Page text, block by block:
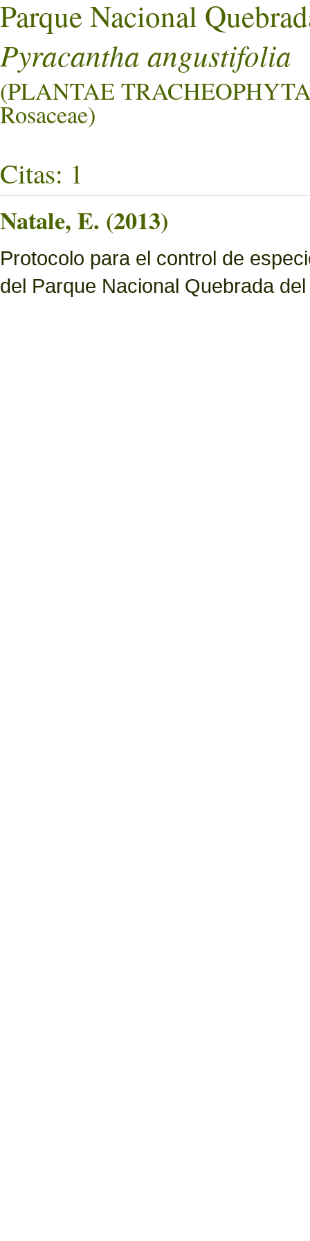
Parque Nacional
Pyracantha angustifolia
(PLANTAE
Rosaceae)
Citas: 1
Natale, E. (2013)
Protocolo para el control de
del Parque Nacional Quebrada